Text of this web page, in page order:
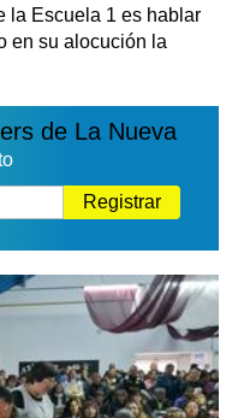
la Escuela 1 es hablar
en su alocución la
de La Nueva
Registrar